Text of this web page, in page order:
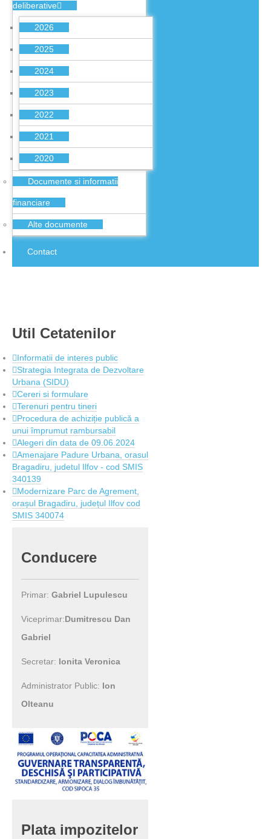
deliberative
2026
2025
2024
2023
2022
2021
2020
Documente si informatii
financiare
Alte documente
Contact
Util Cetatenilor
Informatii de interes public
Strategia Integrata de Dezvoltare
Urbana (SIDU)
Cereri si formulare
Terenuri pentru tineri
Procedura de achiziție publică a
unui împrumut rambursabil
Alegeri din data de 09.06.2024
Amenajare Padure Urbana, orasul
Bragadiru, judetul Ilfov - cod SMIS
340139
Modernizare Parc de Agrement,
orașul Bragadiru, județul Ilfov cod
SMIS 340074
Conducere
Primar: Gabriel Lupulescu
Viceprimar:Dumitrescu Dan
Gabriel
Secretar: Ionita Veronica
Administrator Public: Ion
Olteanu
Plata impozitelor